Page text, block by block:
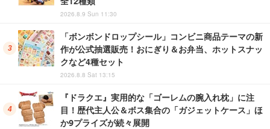
2026.8.9 Sun 11:30
「ボンボンドロップシール」コンビニ商品テーマの新
作が公式抽選販売！おにぎり＆お弁当、ホットスナッ
クなど4種セット
2026.8.8 Sat 13:15
『ドラクエ』実用的な「ゴーレムの腕入れ枕」に注
目！歴代主人公＆ボス集合の「ガジェットケース」ほ
か9プライズが続々展開